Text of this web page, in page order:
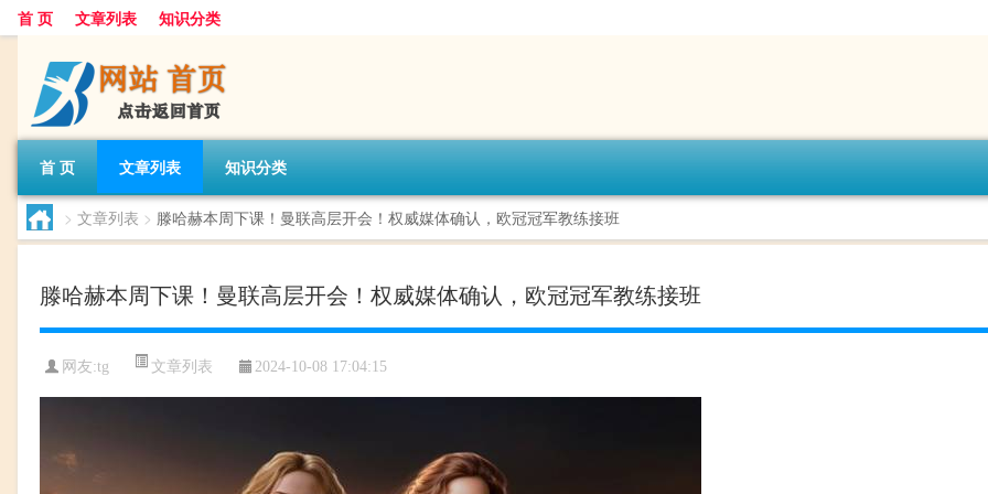
首 页 文章列表 知识分类
首 页 文章列表 知识分类
> 文章列表 > 滕哈赫本周下课！曼联高层开会！权威媒体确认，欧冠冠军教练接班
滕哈赫本周下课！曼联高层开会！权威媒体确认，欧冠冠军教练接班
网友:tg 文章列表 2024-10-08 17:04:15